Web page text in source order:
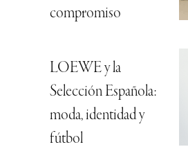
compromiso
LOEWE y la
Selección Española:
moda, identidad y
fútbol